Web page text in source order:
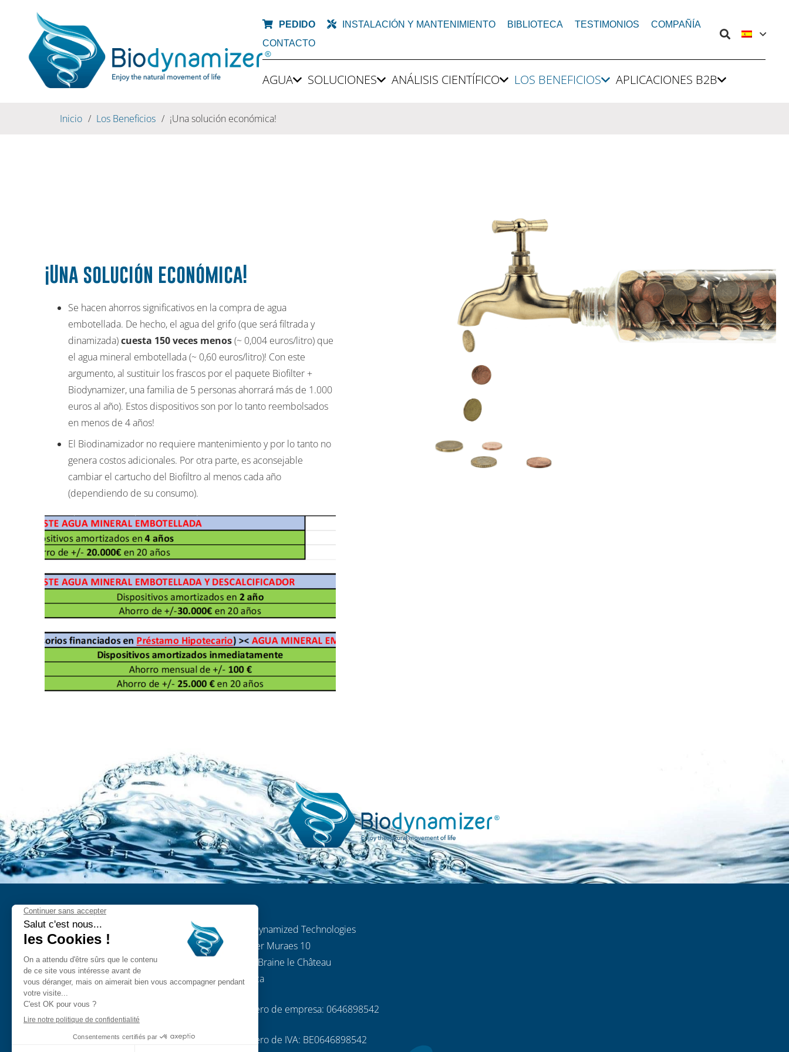
PEDIDO INSTALACIÓN Y MANTENIMIENTO BIBLIOTECA TESTIMONIOS
COMPAÑÍA
CONTACTO
AGUA SOLUCIONES ANÁLISIS CIENTÍFICO LOS BENEFICIOS APLICACIONES B2B
Inicio / Los Beneficios / ¡Una solución económica!
¡Una solución económica!
Se hacen ahorros significativos en la compra de agua
embotellada. De hecho, el agua del grifo (que será filtrada y
dinamizada)cuesta 150 veces menos(~ 0,004 euros/litro) que
el agua mineral embotellada (~ 0,60 euros/litro)! Con este
argumento, al sustituir los frascos por el paquete Biofilter +
Biodynamizer, una familia de 5 personas ahorrará más de 1.000
euros al año). Estos dispositivos son por lo tanto reembolsados
en menos de 4 años!
El Biodinamizador no requiere mantenimiento y por lo tanto no
genera costos adicionales. Por otra parte, es aconsejable
cambiar el cartucho del Biofiltro al menos cada año
(dependiendo de su consumo).
Condiciones generales de venta–
Aviso legal –
Política de privacidad
(RGPD)–Todos los derechos
reservados a Dynamized
S.A. Dynamized Technologies
Sentier Muraes 10
1440 Braine le Château
Bélgica
mero de empresa: 0646898542
mero de IVA: BE0646898542